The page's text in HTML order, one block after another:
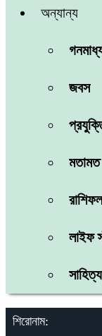
অন্যান্য
জবস
মতামত
রাশিফল
লাইফ
সাহিত্য
শিরোনাম: